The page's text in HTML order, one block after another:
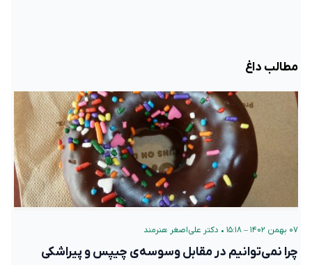
مطالب داغ
۰۷ بهمن ۱۴۰۲ – ۱۵:۱۸ • دکتر علی‌اصغر هنرمند
چرا نمی‌توانیم در مقابل وسوسه‌ی چیپس و پیراشکی